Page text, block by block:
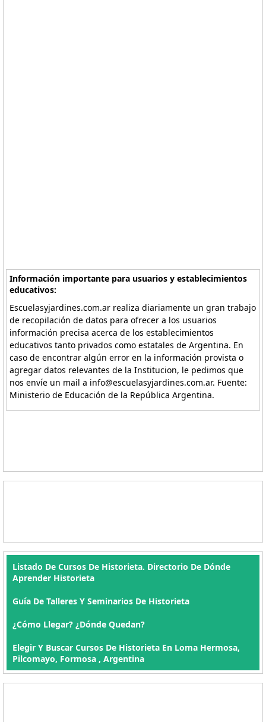
Información importante para usuarios y establecimientos
educativos:
Escuelasyjardines.com.ar realiza diariamente un gran trabajo
de recopilación de datos para ofrecer a los usuarios
información precisa acerca de los establecimientos
educativos tanto privados como estatales de Argentina. En
caso de encontrar algún error en la información provista o
agregar datos relevantes de la Institucion, le pedimos que
nos envíe un mail a info@escuelasyjardines.com.ar. Fuente:
Ministerio de Educación de la República Argentina.
Listado De Cursos De Historieta. Directorio De Dónde
Aprender Historieta
Guía De Talleres Y Seminarios De Historieta
¿Cómo Llegar? ¿Dónde Quedan?
Elegir Y Buscar Cursos De Historieta En Loma Hermosa,
Pilcomayo, Formosa , Argentina